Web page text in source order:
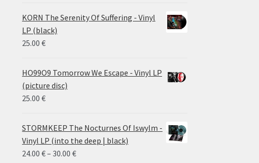
KORN The Serenity Of Suffering - Vinyl
LP (black)
25.00€
HO99O9 Tomorrow We Escape - Vinyl LP
(picture disc)
25.00€
STORMKEEP The Nocturnes Of Iswylm -
Vinyl LP (into the deep | black)
24.00€– 30.00€Price